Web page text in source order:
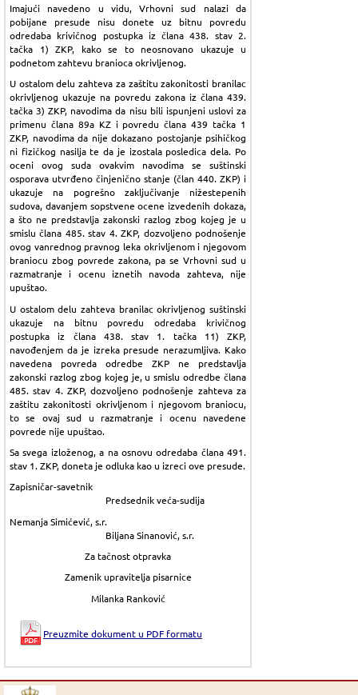
Imajući navedeno u vidu, Vrhovni sud nalazi da
pobijane presude nisu donete uz bitnu povredu
odredaba krivičnog postupka iz člana 438. stav 2.
tačka 1) ZKP, kako se to neosnovano ukazuje u
podnetom zahtevu branioca okrivljenog.
U ostalom delu zahteva za zaštitu zakonitosti branilac
okrivljenog ukazuje na povredu zakona iz člana 439.
tačka 3) ZKP, navodima da nisu bili ispunjeni uslovi za
primenu člana 89a KZ i povredu člana 439 tačka 1
ZKP, navodima da nije dokazano postojanje psihičkog
ni fizičkog nasilja te da je izostala posledica dela. Po
oceni ovog suda ovakvim navodima se suštinski
osporava utvrđeno činjenično stanje (član 440. ZKP) i
ukazuje na pogrešno zaključivanje nižestepenih
sudova, davanjem sopstvene ocene izvedenih dokaza,
a što ne predstavlja zakonski razlog zbog kojeg je u
smislu člana 485. stav 4. ZKP, dozvoljeno podnošenje
ovog vanrednog pravnog leka okrivljenom i njegovom
braniocu zbog povrede zakona, pa se Vrhovni sud u
razmatranje i ocenu iznetih navoda zahteva, nije
upuštao.
U ostalom delu zahteva branilac okrivljenog suštinski
ukazuje na bitnu povredu odredaba krivičnog
postupka iz člana 438. stav 1. tačka 11) ZKP,
navođenjem da je izreka presude nerazumljiva. Kako
navedena povreda odredbe ZKP ne predstavlja
zakonski razlog zbog kojeg je, u smislu odredbe člana
485. stav 4. ZKP, dozvoljeno podnošenje zahteva za
zaštitu zakonitosti okrivljenom i njegovom braniocu,
to se ovaj sud u razmatranje i ocenu navedene
povrede nije upuštao.
Sa svega izloženog, a na osnovu odredaba člana 491.
stav 1. ZKP, doneta je odluka kao u izreci ove presude.
Zapisničar-savetnik
Predsednik veća-sudija
Nemanja Simićević, s.r.
Biljana Sinanović, s.r.
Za tačnost otpravka
Zamenik upravitelja pisarnice
Milanka Ranković
Preuzmite dokument u PDF formatu